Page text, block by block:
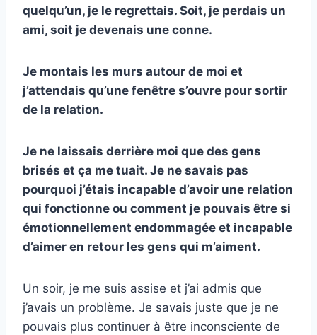
quelqu’un, je le regrettais. Soit, je perdais un
ami, soit je devenais une conne.
Je montais les murs autour de moi et
j’attendais qu’une fenêtre s’ouvre pour sortir
de la relation.
Je ne laissais derrière moi que des gens
brisés et ça me tuait. Je ne savais pas
pourquoi j’étais incapable d’avoir une relation
qui fonctionne ou comment je pouvais être si
émotionnellement endommagée et incapable
d’aimer en retour les gens qui m’aiment.
Un soir, je me suis assise et j’ai admis que
j’avais un problème. Je savais juste que je ne
pouvais plus continuer à être inconsciente de